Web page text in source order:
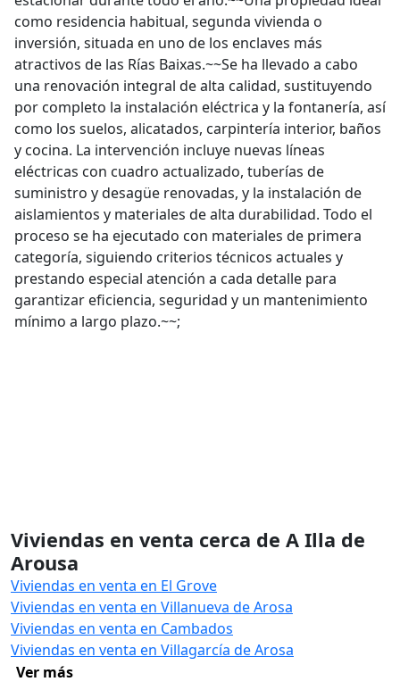
como residencia habitual, segunda vivienda o
inversión, situada en uno de los enclaves más
atractivos de las Rías Baixas.~~Se ha llevado a cabo
una renovación integral de alta calidad, sustituyendo
por completo la instalación eléctrica y la fontanería, así
como los suelos, alicatados, carpintería interior, baños
y cocina. La intervención incluye nuevas líneas
eléctricas con cuadro actualizado, tuberías de
suministro y desagüe renovadas, y la instalación de
aislamientos y materiales de alta durabilidad. Todo el
proceso se ha ejecutado con materiales de primera
categoría, siguiendo criterios técnicos actuales y
prestando especial atención a cada detalle para
garantizar eficiencia, seguridad y un mantenimiento
mínimo a largo plazo.~~;
Viviendas en venta cerca de A Illa de
Arousa
Viviendas en venta en El Grove
Viviendas en venta en Villanueva de Arosa
Viviendas en venta en Cambados
Viviendas en venta en Villagarcía de Arosa
Ver más